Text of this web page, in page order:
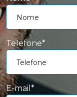
Telefone*
E-mail*